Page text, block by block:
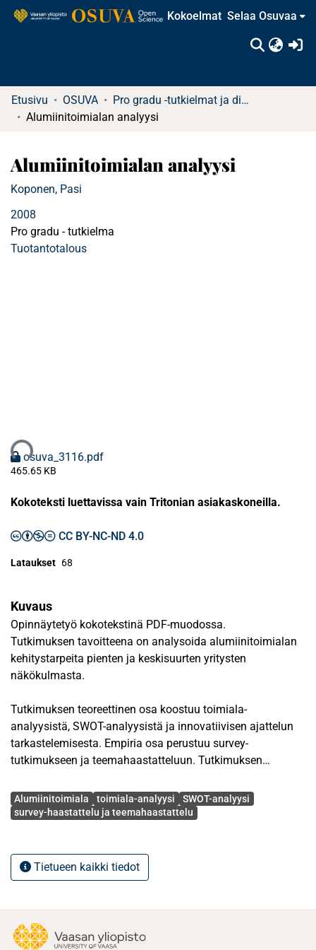
Kokoelmat Selaa Osuvaa
Etusivu OSUVA
Pro gradu -tutkielmat ja diplomityöt (rajattu saatavuus)
Alumiinitoimialan analyysi
Alumiinitoimialan analyysi
Koponen, Pasi
2008
Pro gradu - tutkielma
Tuotantotalous
osuva_3116.pdf
465.65 KB
Kokoteksti luettavissa vain Tritonian asiakaskoneilla.
CC BY-NC-ND 4.0
Lataukset 68
Kuvaus
Opinnäytetyö kokotekstinä PDF-muodossa.
Tutkimuksen tavoitteena on analysoida alumiinitoimialan
kehitystarpeita pienten ja keskisuurten yritysten
näkökulmasta.
Tutkimuksen teoreettinen osa koostuu toimiala-
analyysistä, SWOT-analyysistä ja innovatiivisen ajattelun
tarkastelemisesta. Empiria osa perustuu survey-
tutkimukseen ja teemahaastatteluun. Tutkimuksen
käyttävää yritystä sekä suurimmat suomalaiset alumiinin
tuottajat ja traderit. Survey-haastattelussa kysyttiin
haastattelemassa suurimpia alumiinia käyttäviä ja
tuottavia yrityksiä.
kaipaavat tietoa eri alumiinin käyttö- ja
kehitysmahdollisuuksista. Varsinkin yleinen tiedon
Avainsanat
Alumiinitoimiala toimiala-analyysi
SWOT-analyysi
survey-haastattelu ja teemahaastattelu
Tietueen kaikki tiedot